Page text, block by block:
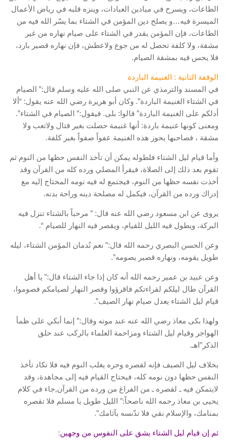
الطاعات، ويسرح في ميادين العبادات، وينزه قلبه في رياض الأعمال
الميسرة فيه…و يصلح دين المؤمن في الشتاء بما يسّر الله فيه من
الطاعات، فإن المؤمن يقدر في الشتاء على صيام نهاره من غير
مشقة، ولا كلفة تحصل له من جوع ولاعطش، فإن نهاره قصير بارد،
فلا يحس فيه بمشقة الصيام.
الوقفة الثانية : الغنيمة الباردة
في المسند والترمذي عن النبي صلى الله عليه وسلم قال:” الصيام
في الشتاء الغنيمة الباردة”. وكان أبو هريرة رضي الله عنه يقول: “ألا
أدلكم على الغنيمة الباردة” قالوا: بلى. فيقول:” الصيام في الشتاء”.
ومعنى كونها غنيمة باردة: أنها غنيمة حصلت بغير قتال ولاتعب ولا
مشقة ، فصاحبها يحوز هذه الغنيمة عفواً صفواً بغير كلفة.
وأما قيام ليل الشتاء فلطوله يمكن أن تأخذ النفس حظها من النوم ثم
تقوم بعد ذلك إلى الصلاة، فيقرأ المصلي ورده كله من القرآن وقد
أخذت نفسه حظها من النوم، فيجتمع له فيه نومه المحتاج إليه مع
إدراك ورده من القرآن، فيكمل له مصلحة دينه وراحة بدنه.
يروى عن ابن مسعود رضي الله عنه قال: ” مرحباً بالشتاء تنزل فيه
البركة، ويطول فيه الليل للقيام، ويقصر فيه النهار للصيام “.
وعن الحسن البصري رحمه الله قال:” نعم نُدمان المؤمن الشتاء، ليله
طويل يقومه، ونهاره قصير يصومه”.
وعن عبيد بن عمير رحمه الله أنه كان إذا جاء الشتاء قال:” يا أهل
القرآن طال ليلكم لقراءتكم فاقرؤوا وقصر النهار لصيامكم فصوموا،
قيام ليل الشتاء يعدل صيام نهار الصيف”.
ولهذا بكى معاذ رضي الله عنه عند موته وقال:” إنما أبكي على ظمأ
الهواجر وقيام ليل الشتاء ومزاحمة العلماء بالركب عند حلق
الذكر”اهـ.
بخلاف ليل الصيف فإنه لقصره وحره يغلب النوم فيه فلا تكاد تأخذ
النفس حظها دون نومه كله، فيحتاج القيام فيه إلى مجاهدة، وقد
لايتمكن فيه ـ لقصره ـ من الفراغ من ورده من القرآن,جاء في كلام
يحيى بن معاذ رحمه الله ناصحاً:” الليل طويل يا مسلم فلا تقصره
بمنامك، والإسلام نقي فلا تدّنسه بآثامك”.
ثم إن قيام ليل الشتاء يشق على النفوس من وجهين: